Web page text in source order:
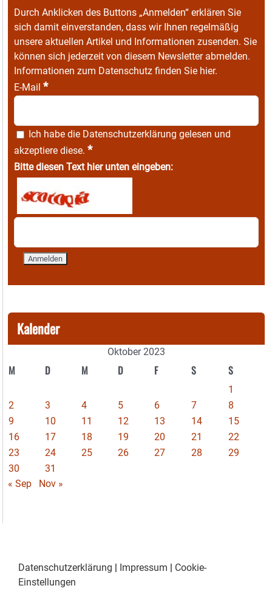
Durch Anklicken des Buttons „Anmelden“ erklären Sie
sich damit einverstanden, dass wir Ihnen regelmäßig
unsere aktuellen Artikel und Informationen zusenden. Sie
können sich jederzeit von diesem Newsletter abmelden.
Informationen zum Datenschutz finden Sie hier.
E-Mail *
Ich habe die Datenschutzerklärung gelesen und
akzeptiere diese. *
Bitte diesen Text hier unten eingeben:
Kalender
Oktober 2023
M D M D F S S
1
2
3 4 5 6 7
8
9
10 11 12 13 14
15
16
17 18 19 20 21
22
23
24 25 26 27 28
29
30
31
« Sep
Nov »
Datenschutzerklärung | Impressum | Cookie-
Einstellungen